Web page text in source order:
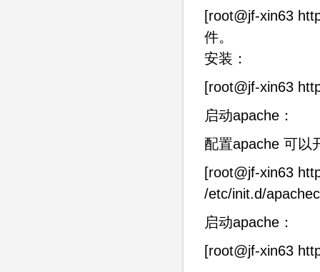
[root@jf-xin63
件。
安装：
[root@jf-xin63
启动apache：
配置apache 可以
[root@jf-xin63
/etc/init.d/
启动apache：
[root@jf-xin63